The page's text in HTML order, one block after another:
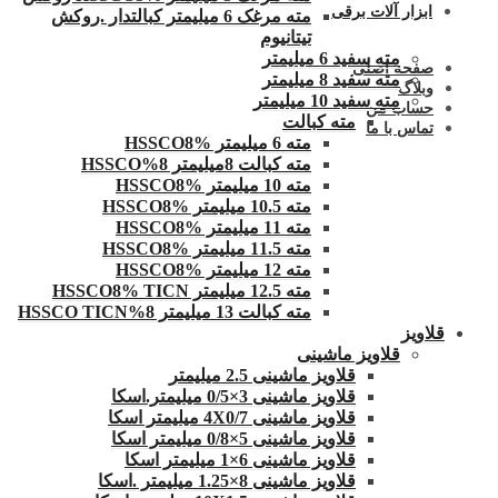
ابزار آلات برقی
صفحه اصلی
وبلاگ
حساب من
تماس با ما
مته مرغک 6 میلیمتر کبالتدار .روکش
تیتانیوم
مته سفید 6 میلیمتر
مته سفید 8 میلیمتر
مته سفید 10 میلیمتر
مته کبالت
مته 6 میلیمتر HSSCO8%
مته کبالت 8میلیمتر 8%HSSCO
مته 10 میلیمتر HSSCO8%
مته 10.5 میلیمتر HSSCO8%
مته 11 میلیمتر HSSCO8%
مته 11.5 میلیمتر HSSCO8%
مته 12 میلیمتر HSSCO8%
مته 12.5 میلیمتر HSSCO8% TICN
مته کبالت 13 میلیمتر 8%HSSCO TICN
قلاویز
قلاویز ماشینی
قلاویز ماشینی 2.5 میلیمتر
قلاویز ماشینی 3×0/5 میلیمتر.اسکا
قلاویز ماشینی 4X0/7 میلیمتر اسکا
قلاویز ماشینی 5×0/8 میلیمتر اسکا
قلاویز ماشینی 6×1 میلیمتر اسکا
قلاویز ماشینی 8×1.25 میلیمتر .اسکا